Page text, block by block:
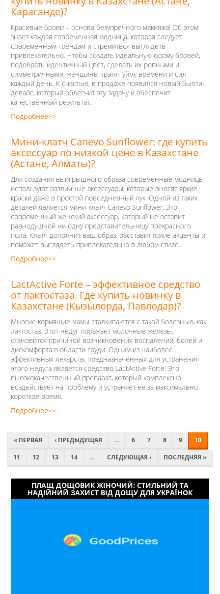
Караганде)?
Красивые брови – основа безупречного макияжа! Об этом
знает каждая современная модница, которая следует
современным трендам и стремиться выглядеть
привлекательно. Чтобы создать идеальную форму бровей,
подобрать идентичный цвет, сделать их ровными и
симметричными, женщины тратят уйму времени и сил
каждый день. К счастью, в продаже появился новый бьюти-
девайс, который облегчит эту задачу и обеспечит
качественный результат.
Подробнее>>
Мини-клатч Canevo Sunflower: где купить
аксессуар по низкой цене в Казахстане
(Астане, Алматы)?
Для создания выигрышного образа современные модницы
используют различные аксессуары, которые вносят яркие
краски даже в простой повседневный лук. Одной из таких
деталей является мини-клатч Canevo Sunflower. Это
современный женский аксессуар, который не оставит
равнодушной ни одну представительницу прекрасного
пола. Клатч дополнит ваш образ, расставит яркие акценты и
поможет выглядеть привлекательно в любом стиле.
Подробнее>>
LactActive Forte – эффективное средство
от лактостаза. Где купить новинку в
Казахстане (Кызылорда, Павлодар)?
Многие кормящие мамы сталкиваются с такой болезнью, как
лактостаз. Этот недуг поражает молочные железы,
становится причиной возникновения воспалений, болей и
дискомфорта в области груди. Одним из наиболее
эффективных лекарств, предназначенных для устранения
этого недуга является средство LactActive Forte. Это
высококачественный препарат, который комплексно
воздействует на проблему и устраняет её за максимально
короткое время.
Подробнее>>
« ПЕРВАЯ ‹ ПРЕДЫДУЩАЯ … 6 7 8 9 10
11 12 13 14 … СЛЕДУЮЩАЯ › ПОСЛЕДНЯЯ »
ПЛАЩ ДОЩОВИК ЖІНОЧИЙ: СТИЛЬНИЙ ТА
НАДІЙНИЙ ЗАХИСТ ВІД ДОЩУ ДЛЯ УКРАЇНОК